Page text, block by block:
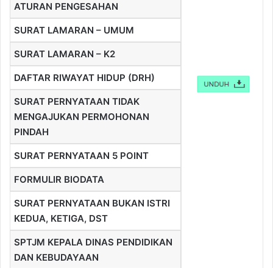
ATURAN PENGESAHAN
SURAT LAMARAN – UMUM
SURAT LAMARAN – K2
DAFTAR RIWAYAT HIDUP (DRH)
SURAT PERNYATAAN TIDAK
MENGAJUKAN PERMOHONAN
PINDAH
SURAT PERNYATAAN 5 POINT
FORMULIR BIODATA
SURAT PERNYATAAN BUKAN ISTRI
KEDUA, KETIGA, DST
SPTJM KEPALA DINAS PENDIDIKAN
DAN KEBUDAYAAN